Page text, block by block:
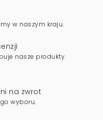
w naszym kraju.
nasze produkty.
na zwrot
wyboru.